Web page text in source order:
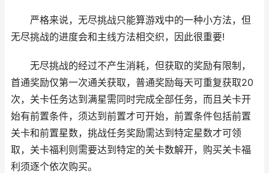
严格来说，无尽挑战只能算游戏中的一种小方法，但
无尽挑战的进度会和主线方法相交织，因此很重要!
无尽挑战的经过不产生消耗，但获取的奖励有限制，
首通奖励仅第一次通关获取，普通奖励每天可重复获取20
次，关卡任务达到满星需同时完成全部任务，而且关卡开
始有前置条件，须达到前置才可开始，前置条件包括前置
关卡和前置星数，挑战任务奖励需达到特定星数才可领
取，关卡福利则需要达到特定的关卡数解开，购买关卡福
利须逐个依次购买。